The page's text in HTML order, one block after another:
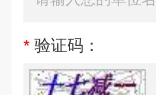
* 验证码：